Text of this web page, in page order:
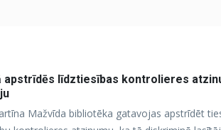
apstrīdēs līdztiesības kontrolieres
Mažvīda bibliotēka gatavojas apstrīdēt